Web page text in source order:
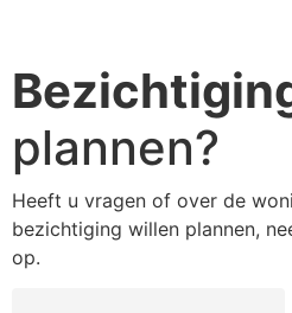
plannen?
Heeft u vragen of over de
bezichtiging willen plannen,
op.